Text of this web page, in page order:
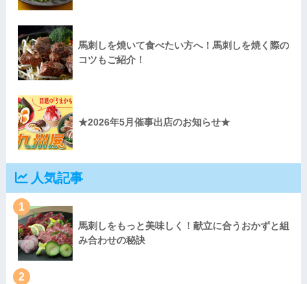
馬刺しを焼いて食べたい方へ！馬刺しを焼く際の
コツもご紹介！
★2026年5月催事出店のお知らせ★
人気記事
1
馬刺しをもっと美味しく！献立に合うおかずと組
み合わせの秘訣
2